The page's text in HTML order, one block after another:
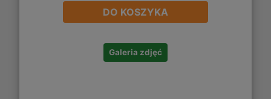
DO KOSZYKA
Galeria zdjęć